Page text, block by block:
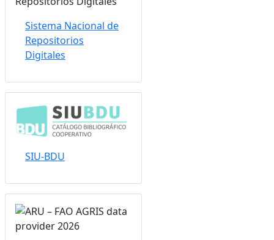
Sistema Nacional de
Repositorios
Digitales
SIU-BDU